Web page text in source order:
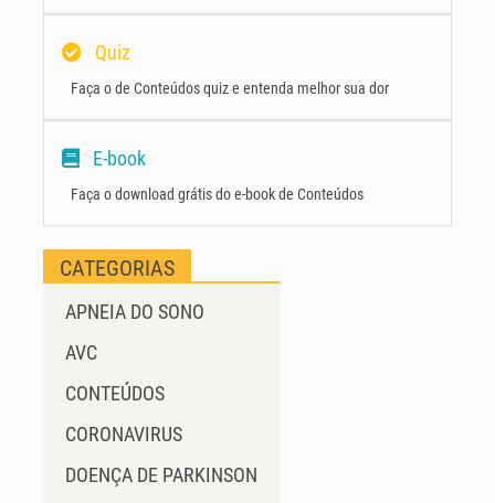
Quiz
Faça o de Conteúdos quiz e entenda melhor sua dor
E-book
Faça o download grátis do e-book de Conteúdos
CATEGORIAS
APNEIA DO SONO
AVC
CONTEÚDOS
CORONAVIRUS
DOENÇA DE PARKINSON